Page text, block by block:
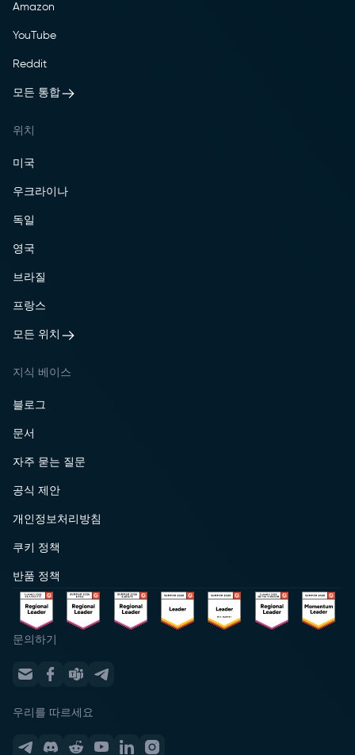
Amazon
YouTube
Reddit
모든 통합
위치
미국
우크라이나
독일
영국
브라질
프랑스
모든 위치
지식 베이스
블로그
문서
자주 묻는 질문
공식 제안
개인정보처리방침
쿠키 정책
반품 정책
문의하기
우리를 따르세요